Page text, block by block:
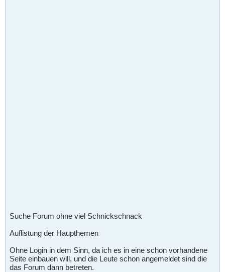
Suche Forum ohne viel Schnickschnack
Auflistung der Haupthemen
Ohne Login in dem Sinn, da ich es in eine schon vorhandene
Seite einbauen will, und die Leute schon angemeldet sind die
das Forum dann betreten.